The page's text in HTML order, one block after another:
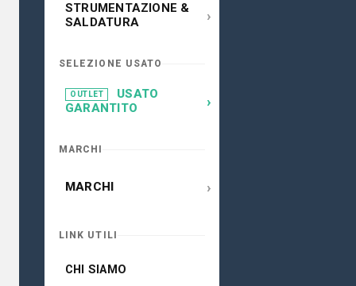
STRUMENTAZIONE &
SALDATURA
›
SELEZIONE USATO
OUTLET
USATO
GARANTITO
›
MARCHI
MARCHI ›
LINK UTILI
CHI SIAMO